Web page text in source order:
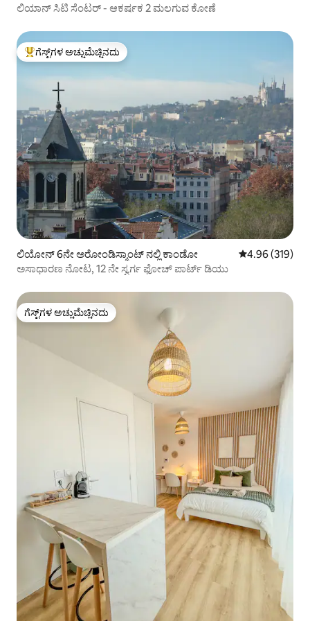
ಲಿಯಾನ್ ಸಿಟಿ ಸೆಂಟರ್ - ಆಕರ್ಷಕ 2 ಮಲಗುವ ಕೋಣೆ
ಗೆಸ್ಟ್‌ಗಳಿಗೆ ಅತಿ ಹೆಚ್ಚು ಅಚ್ಚುಮೆಚ್ಚಿನದು
ಗೆಸ್ಟ್‌ಗಳ ಅಚ್ಚುಮೆಚ್ಚಿನದು
ಲಿಯೋನ್ 6ನೇ ಅರೋಂಡಿಸ್ಮಾಂಟ್ ನಲ್ಲಿ ಕಾಂಡೋ 5 ರಲ್ಲಿ 4.96
4.96 (319)
ಅಸಾಧಾರಣ ನೋಟ, 12 ನೇ ಸ್ವರ್ಗ ಫೋಚ್ ಪಾರ್ಟ್ ಡಿಯು
ಗೆಸ್ಟ್‌ಗಳ ಅಚ್ಚುಮೆಚ್ಚಿನದು
ಗೆಸ್ಟ್‌ಗಳ ಅಚ್ಚುಮೆಚ್ಚಿನದು